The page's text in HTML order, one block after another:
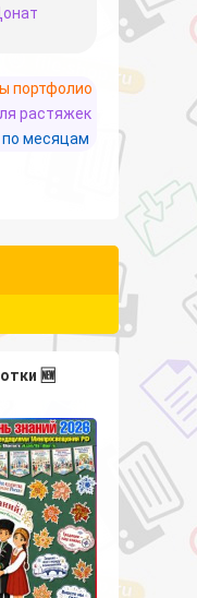
портфолио
растяжек
месяцам
🆕